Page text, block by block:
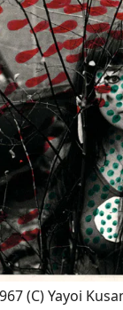
(C) Yayoi